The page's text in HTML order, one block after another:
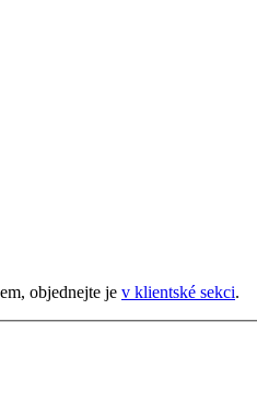
objednejte je v klientské sekci.